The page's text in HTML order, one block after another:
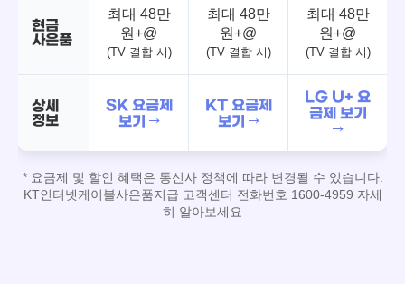
현금
사은품
최대 48만
원+@
(TV 결합 시)
최대 48만
원+@
(TV 결합 시)
최대 48만
원+@
(TV 결합 시)
상세
정보
SK 요금제
보기 →
KT 요금제
보기 →
LG U+ 요
금제 보기
→
* 요금제 및 할인 혜택은 통신사 정책에 따라 변경될 수 있습니다.
KT인터넷케이블사은품지급 고객센터 전화번호 1600-4959 자세
히 알아보세요